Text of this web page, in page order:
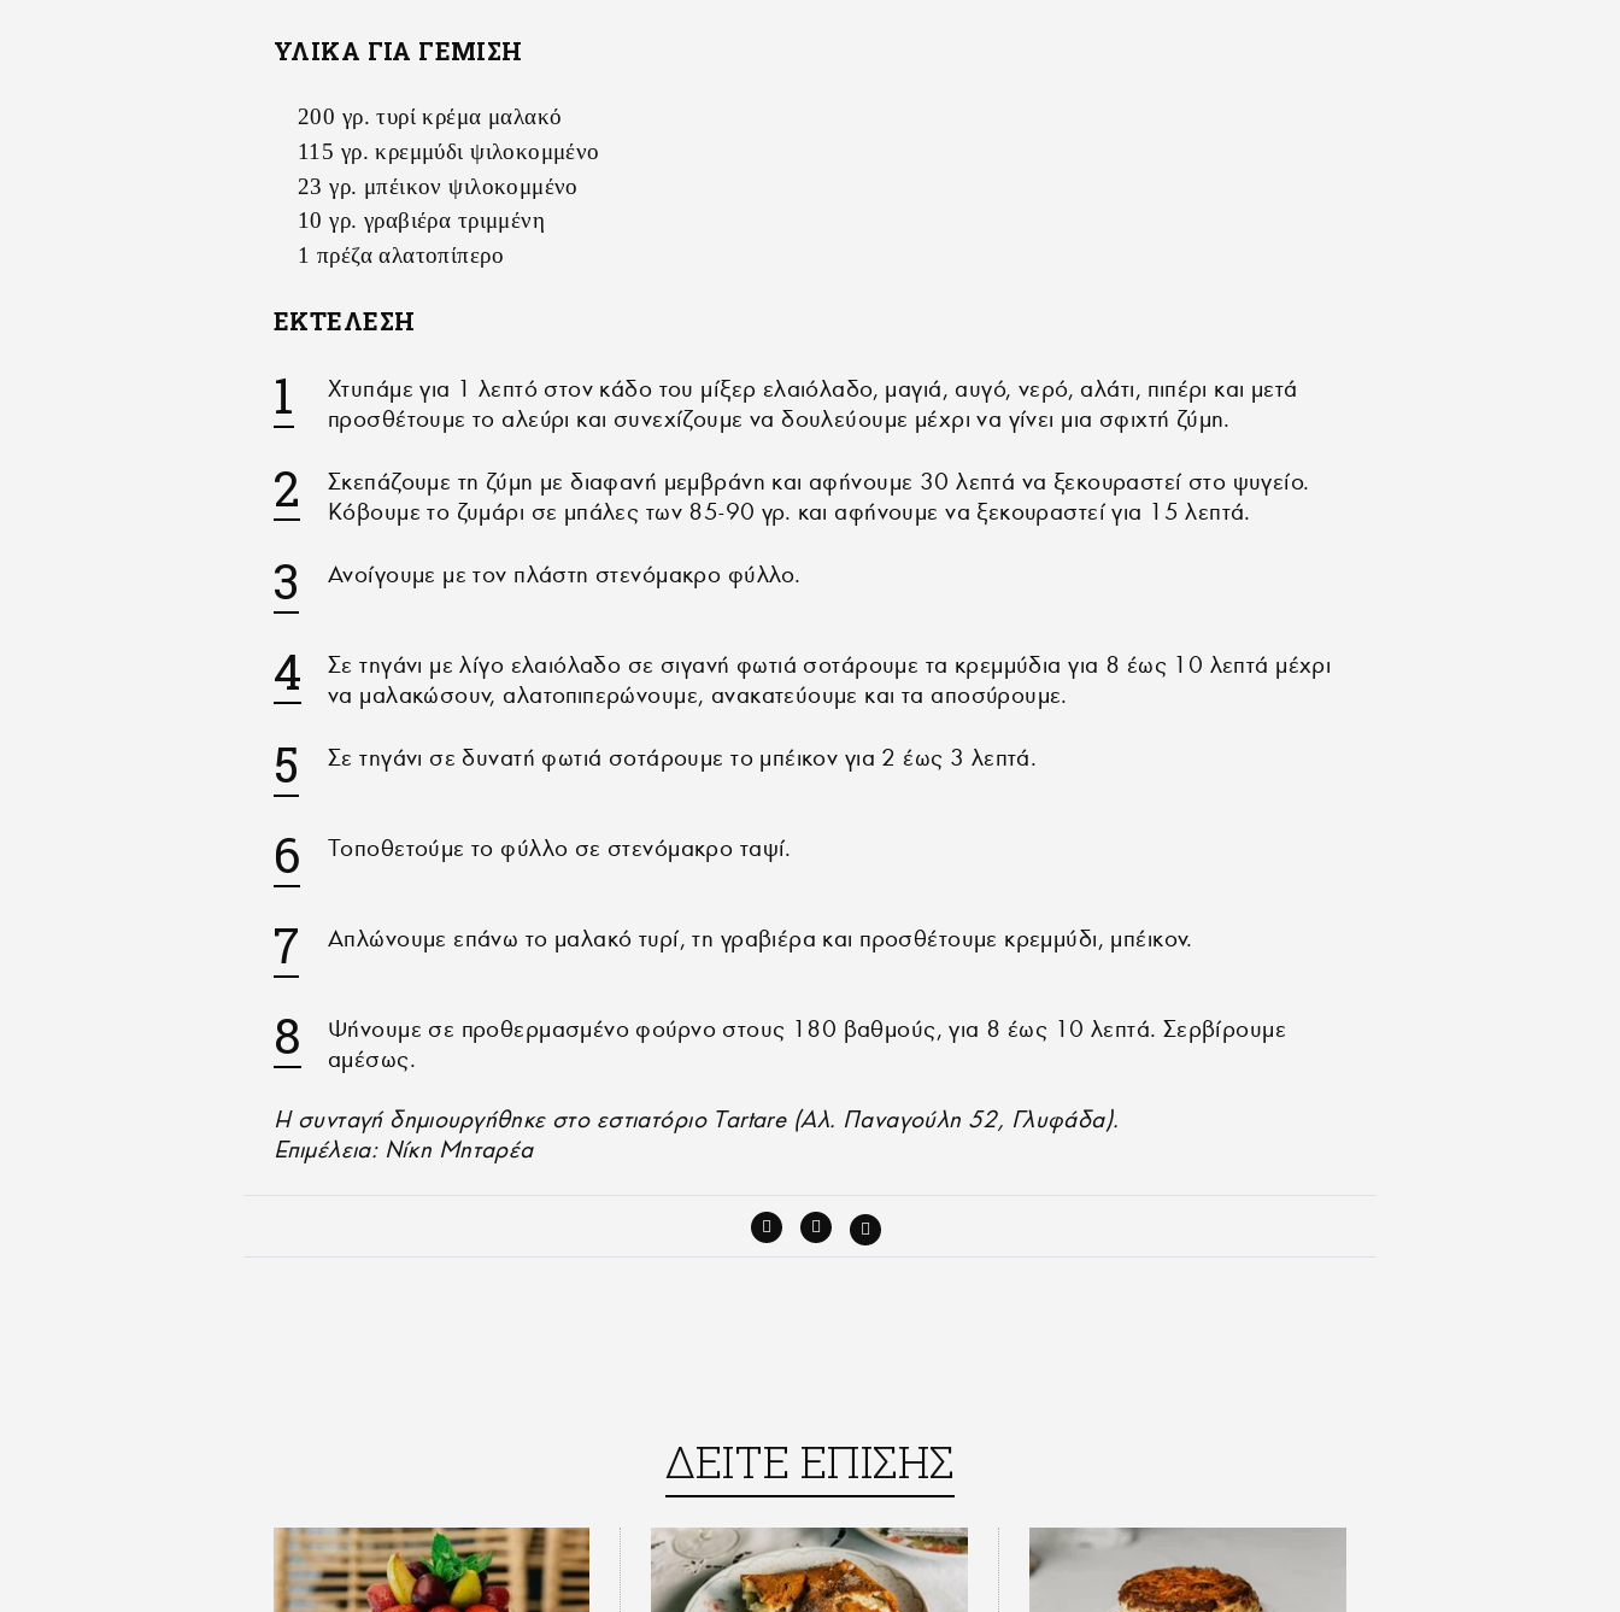
ΥΛΙΚΑ ΓΙΑ ΓΕΜΙΣΗ
200 γρ. τυρί κρέμα μαλακό
115 γρ. κρεμμύδι ψιλοκομμένο
23 γρ. μπέικον ψιλοκομμένο
10 γρ. γραβιέρα τριμμένη
1 πρέζα αλατοπίπερο
ΕΚΤΕΛΕΣΗ
Χτυπάμε για 1 λεπτό στον κάδο του μίξερ ελαιόλαδο, μαγιά, αυγό, νερό, αλάτι, πιπέρι και μετά
προσθέτουμε το αλεύρι και συνεχίζουμε να δουλεύουμε μέχρι να γίνει μια σφιχτή ζύμη.
Σκεπάζουμε τη ζύμη με διαφανή μεμβράνη και αφήνουμε 30 λεπτά να ξεκουραστεί στο ψυγείο.
Κόβουμε το ζυμάρι σε μπάλες των 85-90 γρ. και αφήνουμε να ξεκουραστεί για 15 λεπτά.
Ανοίγουμε με τον πλάστη στενόμακρο φύλλο.
Σε τηγάνι με λίγο ελαιόλαδο σε σιγανή φωτιά σοτάρουμε τα κρεμμύδια για 8 έως 10 λεπτά μέχρι
να μαλακώσουν, αλατοπιπερώνουμε, ανακατεύουμε και τα αποσύρουμε.
Σε τηγάνι σε δυνατή φωτιά σοτάρουμε το μπέικον για 2 έως 3 λεπτά.
Τοποθετούμε το φύλλο σε στενόμακρο ταψί.
Απλώνουμε επάνω το μαλακό τυρί, τη γραβιέρα και προσθέτουμε κρεμμύδι, μπέικον.
Ψήνουμε σε προθερμασμένο φούρνο στους 180 βαθμούς, για 8 έως 10 λεπτά. Σερβίρουμε
αμέσως.
Η συνταγή δημιουργήθηκε στο εστιατόριο Tartare (Αλ. Παναγούλη 52, Γλυφάδα).
Επιμέλεια: Νίκη Μηταρέα
ΔΕΙΤΕ ΕΠΙΣΗΣ